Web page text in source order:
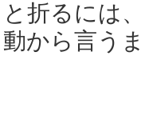
と折るには
動から言う